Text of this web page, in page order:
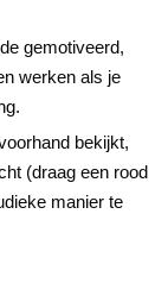
gemotiveerd,
werken als je
bekijkt,
(draag een rood
manier te